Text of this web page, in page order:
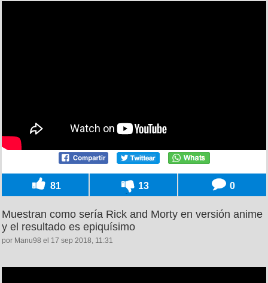
81 13 0
Muestran como sería Rick and Morty en versión anime
y el resultado es epiquísimo
por Manu98 el 17 sep 2018, 11:31